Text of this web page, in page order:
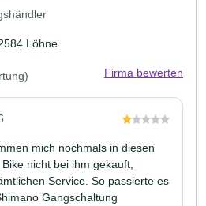
Löhne
Firma bewerten
mich nochmals in diesen
nicht bei ihm gekauft,
Service. So passierte es
Gangschaltung